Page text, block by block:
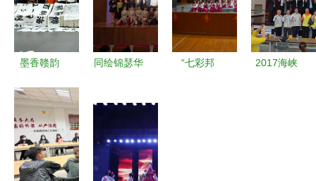
展示交流活
动
设备
交流新风尚
芬团长赴京
共绘文化交
流新篇
墨香赣韵
商会组织书
法文化交流
活动助力文
化传承
同绘锦瑟华
岸新章 第
五届沈阳·
新竹青少年
艺术交流展
“七彩邦
2017海峡